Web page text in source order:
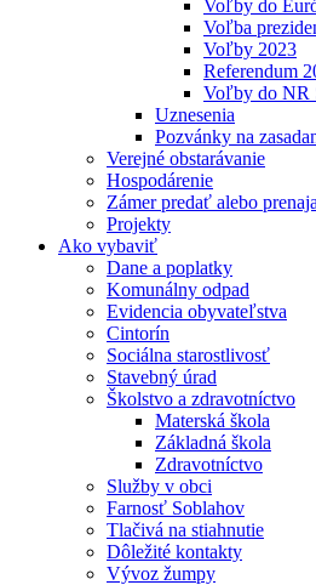
Voľby do
Voľba
Voľby 2023
Referendum
Voľby do NR
Uznesenia
Pozvánky na
Verejné obstarávanie
Hospodárenie
Zámer predať alebo
Projekty
Ako vybaviť
Dane a poplatky
Komunálny odpad
Evidencia obyvateľstva
Cintorín
Sociálna starostlivosť
Stavebný úrad
Školstvo a zdravotníctvo
Materská škola
Základná škola
Zdravotníctvo
Služby v obci
Farnosť Soblahov
Tlačivá na stiahnutie
Dôležité kontakty
Vývoz žumpy